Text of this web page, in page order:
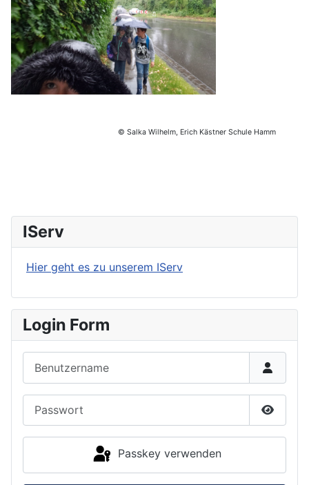
© Salka Wilhelm, Erich Kästner Schule Hamm
IServ
Hier geht es zu unserem IServ
Login Form
Passkey verwenden